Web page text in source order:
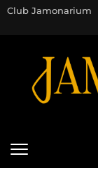
Club Jamonarium